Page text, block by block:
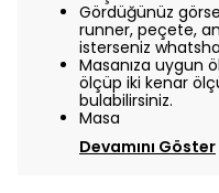
Gördüğünüz
runner, peçete,
isterseniz
Masanıza uygun
ölçüp iki kenar
bulabilirsiniz.
Masa
Devamını Göster